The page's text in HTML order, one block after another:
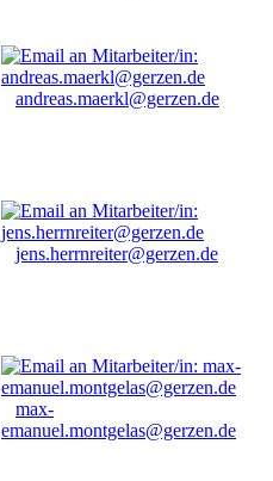
andreas.maerkl@gerzen.de
jens.herrnreiter@gerzen.de
max-
emanuel.montgelas@gerzen.de